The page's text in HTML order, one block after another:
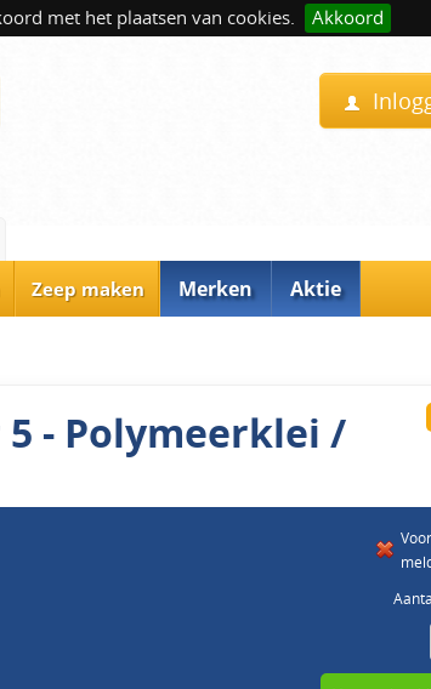
met het plaatsen van cookies. Akkoord
Zeep maken Merken Aktie
5 - Polymeerklei /